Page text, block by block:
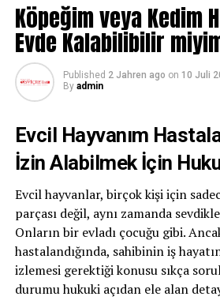
Köpeğim veya Kedim
Evde Kalabilibilir
Published 2 Jahren ago on 10 Juli
By admin
Evcil Hayvanım
İzin Alabilmek İçin
Evcil hayvanlar, birçok kişi için
parçası değil, aynı zamanda
Onların bir evladı çocuğu gibi.
hastalandığında, sahibinin iş
izlemesi gerektiği konusu sıkça
durumu hukuki açıdan ele alan